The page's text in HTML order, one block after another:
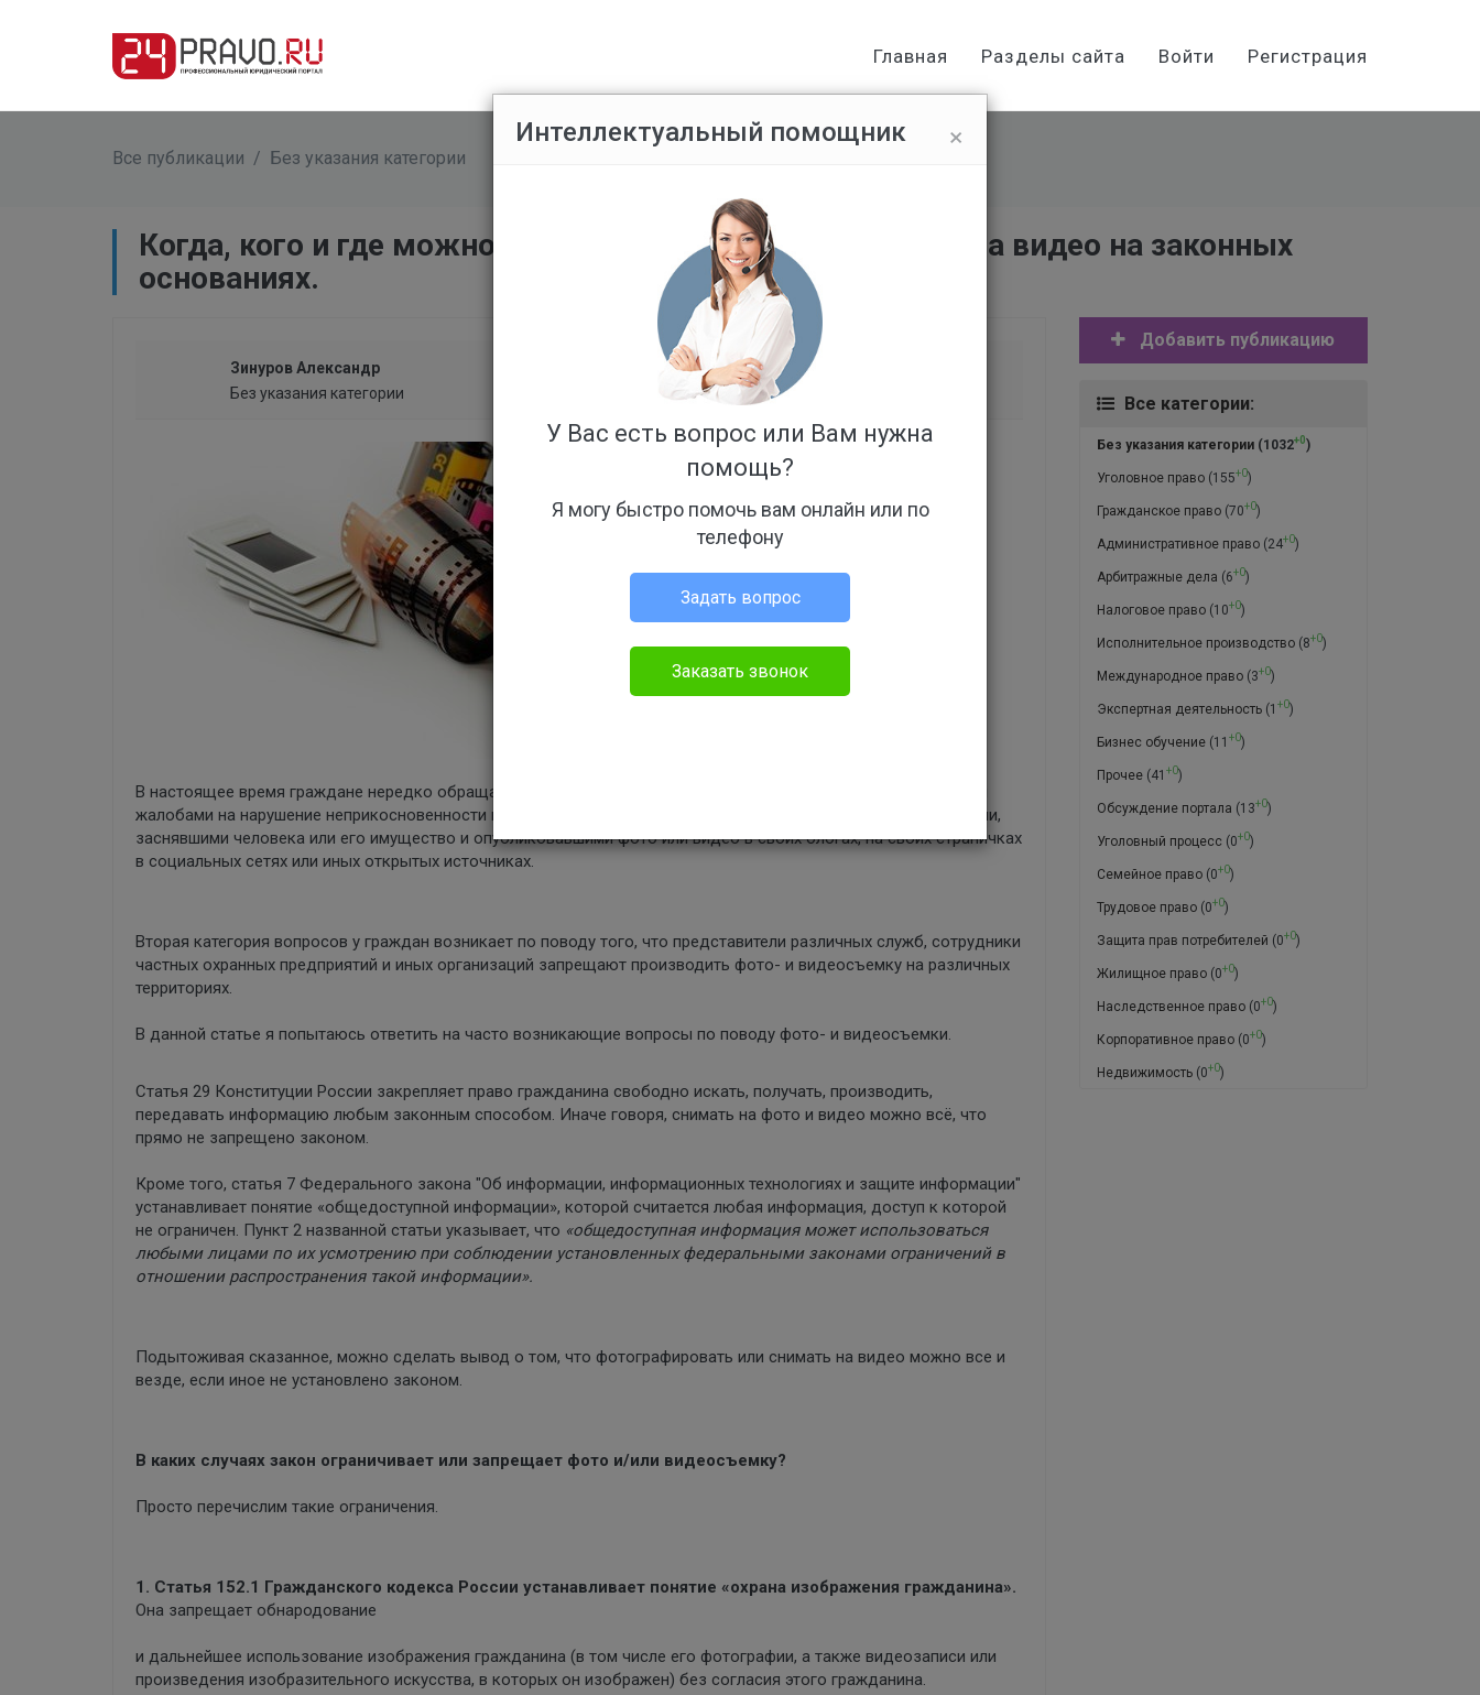
Главная Разделы сайта Войти Регистрация
Все публикации / Без указания категории
Когда, кого и где можно фотографировать или снимать на видео на законных
основаниях.
Зинуров Александр
Без указания категории
В настоящее время граждане нередко обращаются в правоохранительные органы и суды с многочисленными
жалобами на нарушение неприкосновенности их частной жизни различными фотографами и видеооператорами,
заснявшими человека или его имущество и опубликовавшими фото или видео в своих блогах, на своих страничках
в социальных сетях или иных открытых источниках.
Вторая категория вопросов у граждан возникает по поводу того, что представители различных служб, сотрудники
частных охранных предприятий и иных организаций запрещают производить фото- и видеосъемку на различных
территориях.
В данной статье я попытаюсь ответить на часто возникающие вопросы по поводу фото- и видеосъемки.
Статья 29 Конституции России закрепляет право гражданина свободно искать, получать, производить,
передавать информацию любым законным способом. Иначе говоря, снимать на фото и видео можно всё, что
прямо не запрещено законом.
Кроме того, статья 7 Федерального закона "Об информации, информационных технологиях и защите информации"
устанавливает понятие «общедоступной информации», которой считается любая информация, доступ к которой
не ограничен. Пункт 2 названной статьи указывает, что «общедоступная информация может использоваться
любыми лицами по их усмотрению при соблюдении установленных федеральными законами ограничений в
отношении распространения такой информации».
Подытоживая сказанное, можно сделать вывод о том, что фотографировать или снимать на видео можно все и
везде, если иное не установлено законом.
В каких случаях закон ограничивает или запрещает фото и/или видеосъемку?
Просто перечислим такие ограничения.
1. Статья 152.1 Гражданского кодекса России устанавливает понятие «охрана изображения гражданина».
Она запрещает обнародование
и дальнейшее использование изображения гражданина (в том числе его фотографии, а также видеозаписи или
произведения изобразительного искусства, в которых он изображен) без согласия этого гражданина.
Добавить публикацию
Все категории:
Без указания категории(1032+0)
Уголовное право(155+0)
Гражданское право(70+0)
Административное право(24+0)
Арбитражные дела (6+0)
Налоговое право(10+0)
Исполнительное производство(8+0)
Международное право(3+0)
Экспертная деятельность(1 +0)
Бизнес обучение(11 +0)
Прочее(41 +0)
Обсуждение портала (13+0)
Уголовный процесс (0+0)
Семейное право(0+0)
Трудовое право(0+0)
Защита прав потребителей (0+0)
Жилищное право(0+0)
Наследственное право(0+0)
Корпоративное право(0+0)
Недвижимость(0+0)
×
Интеллектуальный помощник
У Вас есть вопрос или Вам нужна
помощь?
Я могу быстро помочь вам онлайн или по
телефону
Задать вопрос
Заказать звонок